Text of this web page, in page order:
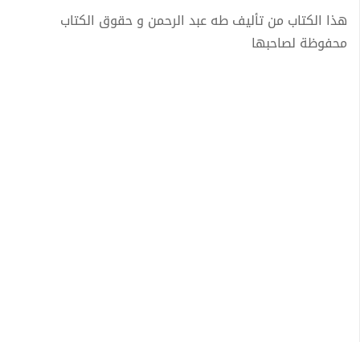
هذا الكتاب من تأليف طه عبد الرحمن و حقوق الكتاب
محفوظة لصاحبها